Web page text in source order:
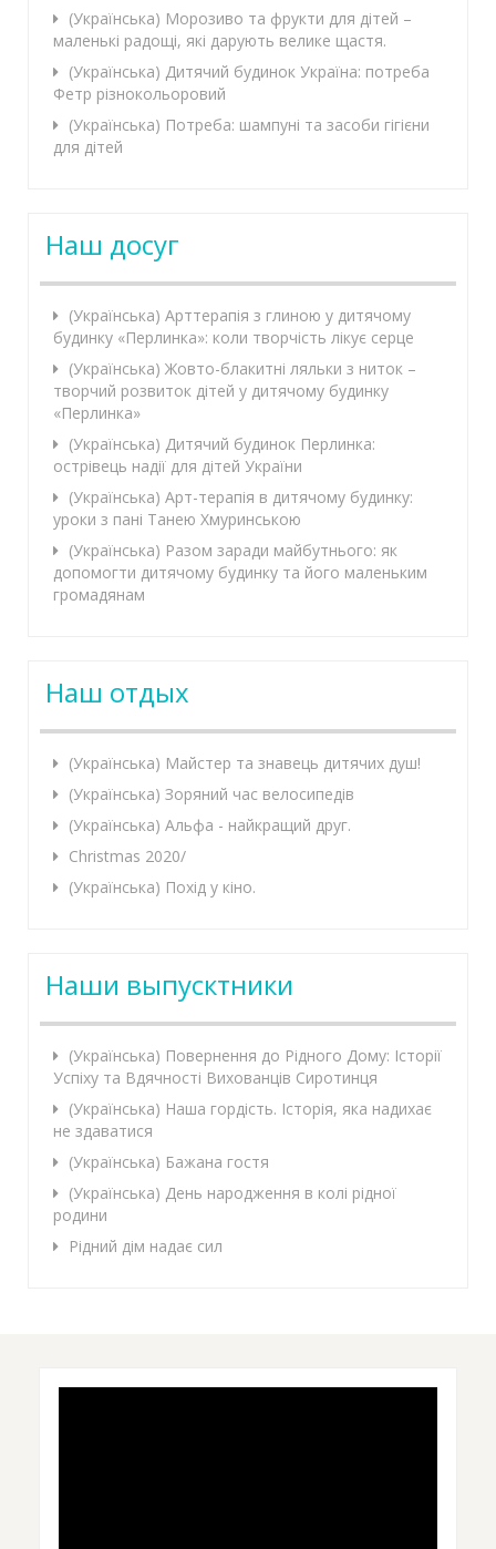
(Українська) Морозиво та фрукти для дітей –
маленькі радощі, які дарують велике щастя.
(Українська) Дитячий будинок Україна: потреба
Фетр різнокольоровий
(Українська) Потреба: шампуні та засоби гігієни
для дітей
Наш досуг
(Українська) Арттерапія з глиною у дитячому
будинку «Перлинка»: коли творчість лікує серце
(Українська) Жовто-блакитні ляльки з ниток –
творчий розвиток дітей у дитячому будинку
«Перлинка»
(Українська) Дитячий будинок Перлинка:
острівець надії для дітей України
(Українська) Арт-терапія в дитячому будинку:
уроки з пані Танею Хмуринською
(Українська) Разом заради майбутнього: як
допомогти дитячому будинку та його маленьким
громадянам
Наш отдых
(Українська) Майстер та знавець дитячих душ!
(Українська) Зоряний час велосипедів
(Українська) Альфа - найкращий друг.
Christmas 2020/
(Українська) Похід у кіно.
Наши выпусктники
(Українська) Повернення до Рідного Дому: Історії
Успіху та Вдячності Вихованців Сиротинця
(Українська) Наша гордість. Історія, яка надихає
не здаватися
(Українська) Бажана гостя
(Українська) День народження в колі рідної
родини
Рідний дім надає сил